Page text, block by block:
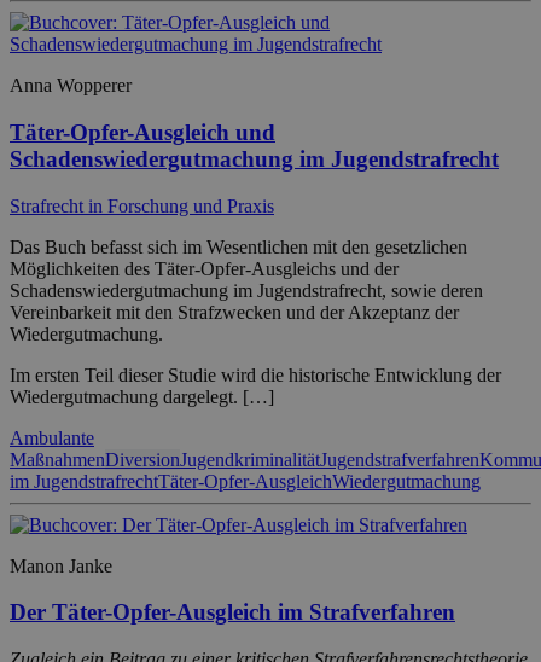
Anna Wopperer
Täter-Opfer-Ausgleich und
Schadenswiedergutmachung im Jugendstrafrecht
Strafrecht in Forschung und Praxis
Das Buch befasst sich im Wesentlichen mit den gesetzlichen
Möglichkeiten des Täter-Opfer-Ausgleichs und der
Schadenswiedergutmachung im Jugendstrafrecht, sowie deren
Vereinbarkeit mit den Strafzwecken und der Akzeptanz der
Wiedergutmachung.
Im ersten Teil dieser Studie wird die historische Entwicklung der
Wiedergutmachung dargelegt. […]
Ambulante
MaßnahmenDiversionJugendkriminalitätJugendstrafverfahren
im JugendstrafrechtTäter-Opfer-AusgleichWiedergutmachung
Manon Janke
Der Täter-Opfer-Ausgleich im Strafverfahren